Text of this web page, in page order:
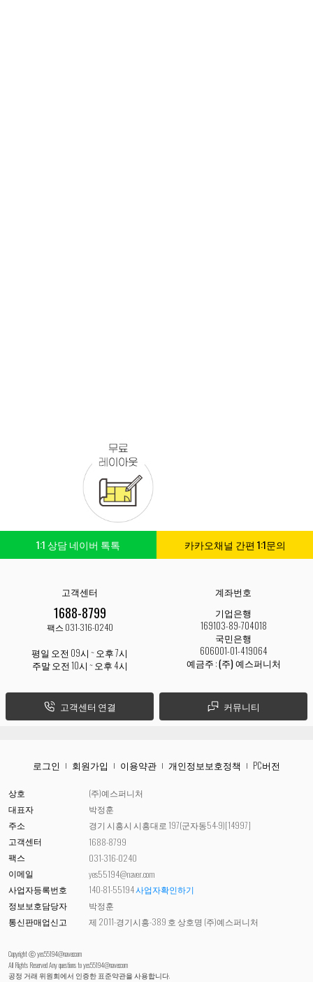
1:1 상담 네이버 톡톡 카카오채널 간편 1:1문의
고객센터
1688-8799
팩스 031-316-0240
평일 오전 09시 ~ 오후 7시
주말 오전 10시 ~ 오후 4시
고객센터 연결
계좌번호
기업은행
169103-89-704018
국민은행
606001-01-419064
예금주 :(주) 예스퍼니처
커뮤니티
로그인 회원가입 이용약관 개인정보보호정책 PC버전
상호
(주)예스퍼니처
대표자
박정훈
주소
경기 시흥시 시흥대로 197(군자동54-9)[14997]
고객센터
1688-8799
팩스
031-316-0240
이메일
yes55194@naver.com
사업자등록번호
140-81-55194사업자확인하기
정보보호담당자
박정훈
통신판매업신고
제 2011-경기시흥-389 호 상호명 (주)예스퍼니처
Copyright ⓒ yes55194@naver.com
All Rights Reserved Any questions toyes55194@naver.com
공정 거래 위원회에서 인증한 표준약관을 사용합니다.